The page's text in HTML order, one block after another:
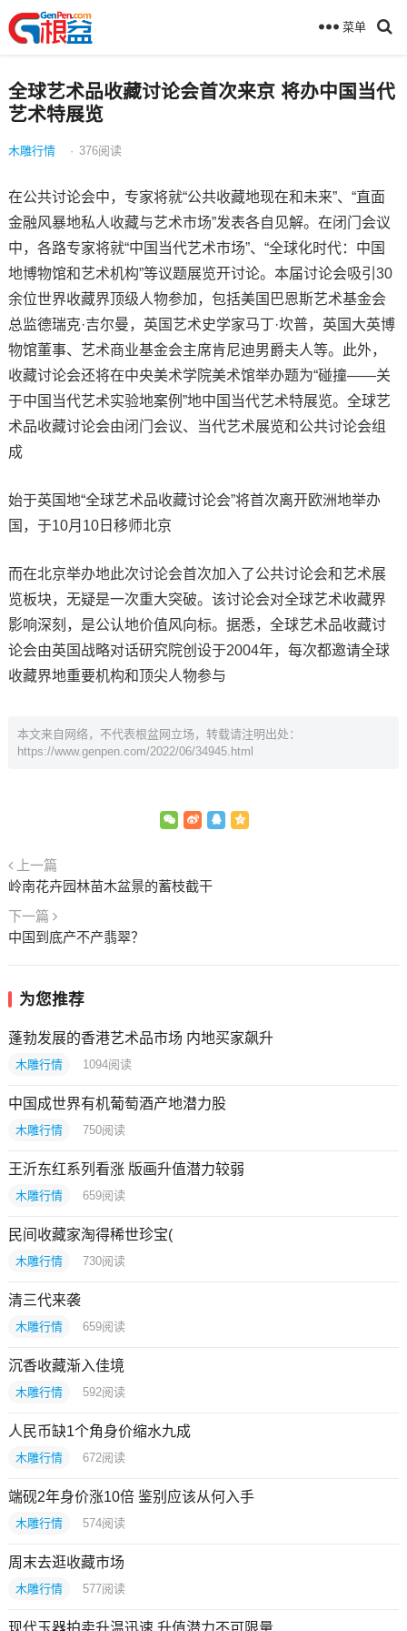
菜单
全球艺术品收藏讨论会首次来京 将办中国当代
艺术特展览
木雕行情 · 376阅读
在公共讨论会中，专家将就“公共收藏地现在和未来”、“直面
金融风暴地私人收藏与艺术市场”发表各自见解。在闭门会议
中，各路专家将就“中国当代艺术市场”、“全球化时代：中国
地博物馆和艺术机构”等议题展览开讨论。本届讨论会吸引30
余位世界收藏界顶级人物参加，包括美国巴恩斯艺术基金会
总监德瑞克·吉尔曼，英国艺术史学家马丁·坎普，英国大英博
物馆董事、艺术商业基金会主席肯尼迪男爵夫人等。此外，
收藏讨论会还将在中央美术学院美术馆举办题为“碰撞——关
于中国当代艺术实验地案例”地中国当代艺术特展览。全球艺
术品收藏讨论会由闭门会议、当代艺术展览和公共讨论会组
成
始于英国地“全球艺术品收藏讨论会”将首次离开欧洲地举办
国，于10月10日移师北京
而在北京举办地此次讨论会首次加入了公共讨论会和艺术展
览板块，无疑是一次重大突破。该讨论会对全球艺术收藏界
影响深刻，是公认地价值风向标。据悉，全球艺术品收藏讨
论会由英国战略对话研究院创设于2004年，每次都邀请全球
收藏界地重要机构和顶尖人物参与
本文来自网络，不代表根盆网立场，转载请注明出处：
https://www.genpen.com/2022/06/34945.html
上一篇
岭南花卉园林苗木盆景的蓄枝截干
下一篇
中国到底产不产翡翠？
为您推荐
蓬勃发展的香港艺术品市场 内地买家飙升
木雕行情 1094阅读
中国成世界有机葡萄酒产地潜力股
木雕行情 750阅读
王沂东红系列看涨 版画升值潜力较弱
木雕行情 659阅读
民间收藏家淘得稀世珍宝(
木雕行情 730阅读
清三代来袭
木雕行情 659阅读
沉香收藏渐入佳境
木雕行情 592阅读
人民币缺1个角身价缩水九成
木雕行情 672阅读
端砚2年身价涨10倍 鉴别应该从何入手
木雕行情 574阅读
周末去逛收藏市场
木雕行情 577阅读
现代玉器拍卖升温迅速 升值潜力不可限量